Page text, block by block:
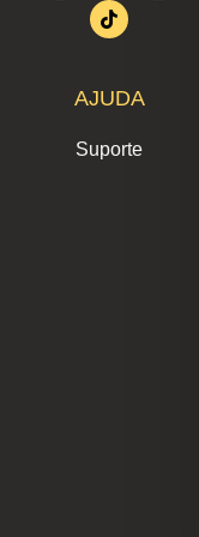
b
o
s
a
o
k
AJUDA
Suporte